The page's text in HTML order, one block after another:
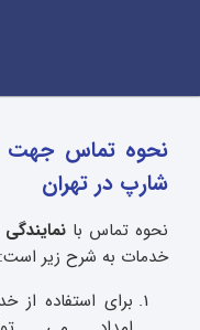
نحوه تماس جهت
شارپ در تهران
نحوه تماس با
خدمات به شرح زیر است:
برای استفاده از